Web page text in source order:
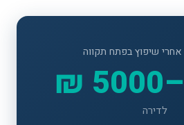
אחרי שיפוץ בפתח תקווה
לדירה